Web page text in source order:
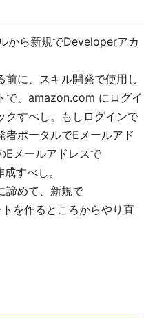
から新規でDeveloperアカ
前に、スキル開発で使用し
で、amazon.com にログイ
クすべし。もしログインで
者ポータルでEメールアド
Eメールアドレスで
すべし。
諦めて、新規で
を作るところからやり直